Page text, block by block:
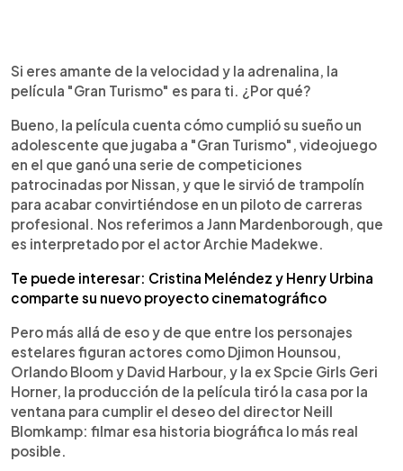
Escuchar artículo
Si eres amante de la velocidad y la adrenalina, la
película "Gran Turismo" es para ti. ¿Por qué?
Bueno, la película cuenta cómo cumplió su sueño un
adolescente que jugaba a "Gran Turismo", videojuego
en el que ganó una serie de competiciones
patrocinadas por Nissan, y que le sirvió de trampolín
para acabar convirtiéndose en un piloto de carreras
profesional. Nos referimos a Jann Mardenborough, que
es interpretado por el actor Archie Madekwe.
Te puede interesar: Cristina Meléndez y Henry Urbina
comparte su nuevo proyecto cinematográfico
Pero más allá de eso y de que entre los personajes
estelares figuran actores como Djimon Hounsou,
Orlando Bloom y David Harbour, y la ex Spcie Girls Geri
Horner, la producción de la película tiró la casa por la
ventana para cumplir el deseo del director Neill
Blomkamp: filmar esa historia biográfica lo más real
posible.